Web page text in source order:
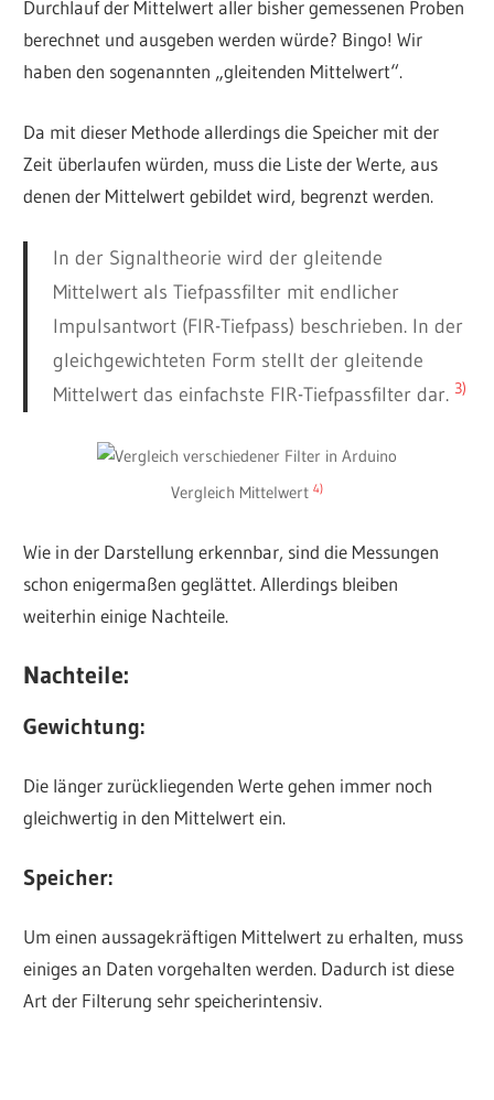
Durchlauf der Mittelwert aller bisher gemessenen Proben
berechnet und ausgeben werden würde? Bingo! Wir
haben den sogenannten „gleitenden Mittelwert“.
Da mit dieser Methode allerdings die Speicher mit der
Zeit überlaufen würden, muss die Liste der Werte, aus
denen der Mittelwert gebildet wird, begrenzt werden.
In der Signaltheorie wird der gleitende
Mittelwert als Tiefpassfilter mit endlicher
Impulsantwort (FIR-Tiefpass) beschrieben. In der
gleichgewichteten Form stellt der gleitende
Mittelwert das einfachste FIR-Tiefpassfilter dar. 3)
Vergleich Mittelwert 4)
Wie in der Darstellung erkennbar, sind die Messungen
schon enigermaßen geglättet. Allerdings bleiben
weiterhin einige Nachteile.
Nachteile:
Gewichtung:
Die länger zurückliegenden Werte gehen immer noch
gleichwertig in den Mittelwert ein.
Speicher:
Um einen aussagekräftigen Mittelwert zu erhalten, muss
einiges an Daten vorgehalten werden. Dadurch ist diese
Art der Filterung sehr speicherintensiv.